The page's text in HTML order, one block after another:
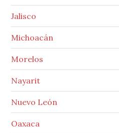
Jalisco
Michoacán
Morelos
Nayarit
Nuevo León
Oaxaca